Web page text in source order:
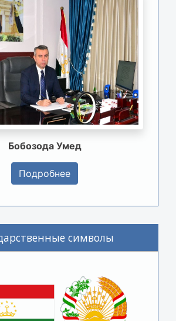
Бобозода Умед
Подробнее
символы